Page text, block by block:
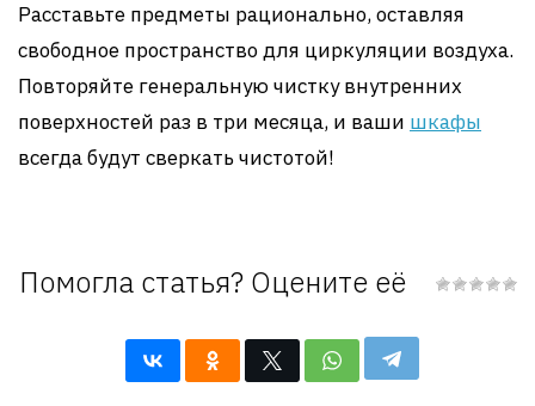
Расставьте предметы рационально, оставляя
свободное пространство для циркуляции воздуха.
Повторяйте генеральную чистку внутренних
поверхностей раз в три месяца, и ваши шкафы
всегда будут сверкать чистотой!
Помогла статья? Оцените её